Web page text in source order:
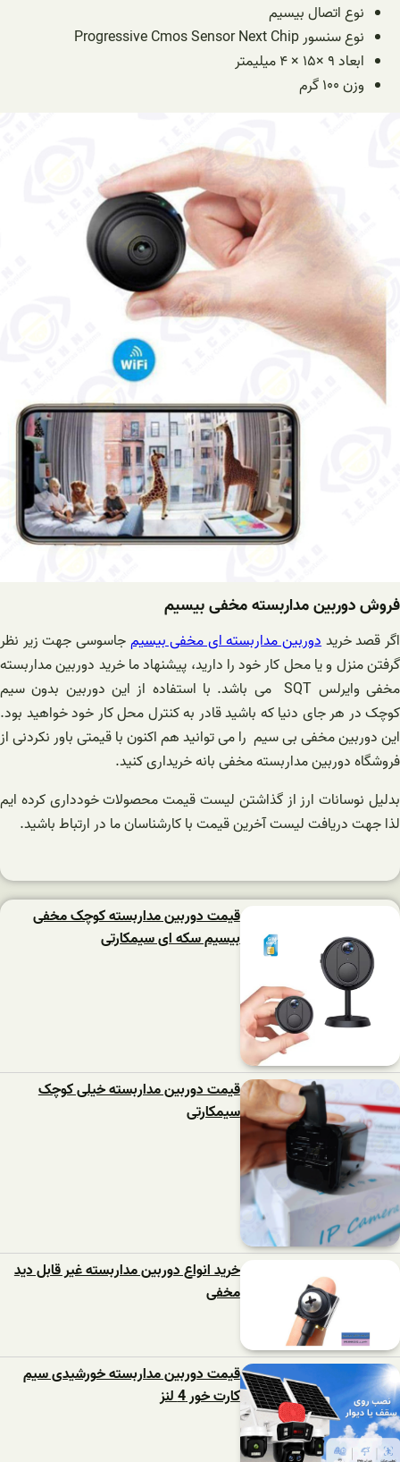
نوع اتصال بیسیم
نوع سنسور Progressive Cmos Sensor Next Chip
ابعاد ۹ ×۱۵ × ۴ میلیمتر
وزن ۱۰۰ گرم
فروش دوربین مداربسته مخفی بیسیم
اگر قصد خریددوربین مداربسته ای مخفی بیسیمجاسوسی جهت زیر نظر
گرفتن منزل و یا محل کار خود را دارید، پیشنهاد ما خرید دوربین مداربسته
مخفی وایرلس SQT می باشد. با استفاده از این دوربین بدون سیم
کوچک در هر جای دنیا که باشید قادر به کنترل محل کار خود خواهید بود.
این دوربین مخفی بی سیم را می توانید هم اکنون با قیمتی باور نکردنی از
فروشگاه دوربین مداربسته مخفی بانه خریداری کنید.
بدلیل نوسانات ارز از گذاشتن لیست قیمت محصولات خودداری کرده ایم
لذا جهت دریافت لیست آخرین قیمت با کارشناسان ما در ارتباط باشید.
قیمت دوربین مداربسته کوچک مخفی
بیسیم سکه ای سیمکارتی
قیمت دوربین مداربسته خیلی کوچک
سیمکارتی
خرید انواع دوربین مداربسته غیر قابل دید
مخفی
قیمت دوربین مداربسته خورشیدی سیم
کارت خور 4 لنز